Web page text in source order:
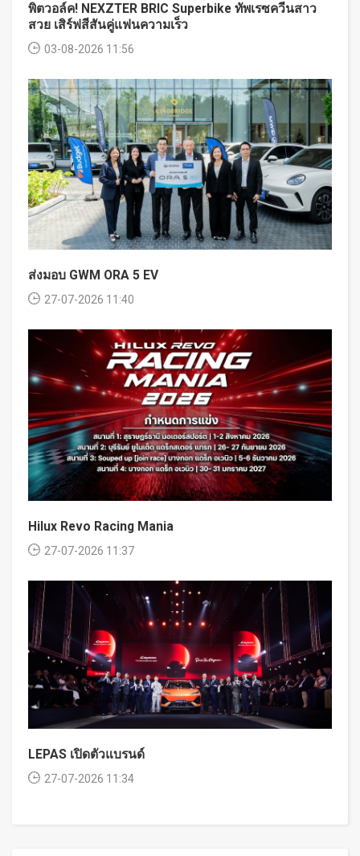
พิตวอล์ค! NEXZTER BRIC Superbike ทัพเรซควีนสาว
สวย เสิร์ฟสีสันคู่แฟนความเร็ว
03-08-2026 11:56
ส่งมอบ GWM ORA 5 EV
27-07-2026 11:40
Hilux Revo Racing Mania
27-07-2026 11:37
LEPAS เปิดตัวแบรนด์
27-07-2026 11:34